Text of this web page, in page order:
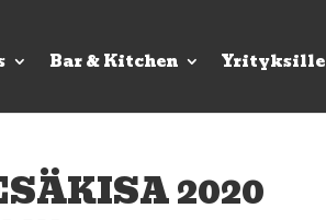
Bar & Kitchen Yrityksille
2020